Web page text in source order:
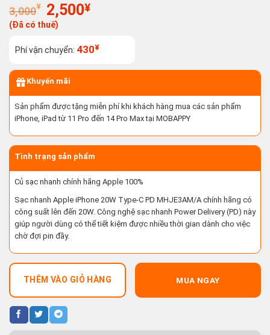
3,000¥
Giá
gốc
là:
3,000¥.
2,500¥Giá
là:
(Đã có thuế)
Phí vận chuyển: 430¥
Khuyến mãi
Sản phẩm được tặng miễn phí khi khách hàng mua các sản phẩm
iPhone, iPad từ 11 Pro đến 14 Pro Max tại MOBAPPY
Tình trạng sản phẩm
Củ sạc nhanh chính hãng Apple 100%
Sạc nhanh Apple iPhone 20W Type-C PD MHJE3AM/A chính hãng có
công suất lên đến 20W. Công nghệ sạc nhanh Power Delivery (PD) này
giúp người dùng có thể tiết kiệm được nhiều thời gian dành cho việc
chờ đợi pin đầy.
THÊM VÀO GIỎ HÀNG MUA NGAY